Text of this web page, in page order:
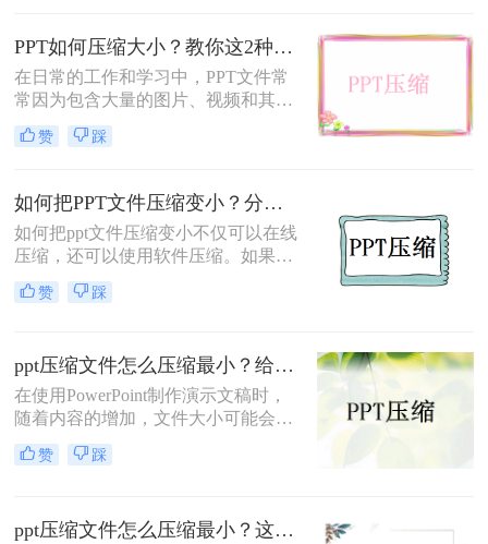
小控制在100M以内。那么ppt怎么压
缩到100m以内呢？本文将介绍几种实
用的PPT压缩方法，帮助你轻松实现
这一目标。
PPT如何压缩大小？教你这2种PPT压缩方法！
在日常的工作和学习中，PPT文件常
常因为包含大量的图片、视频和其他
媒体元素而变得庞大，这给存储和分
享带来了诸多不便。那么PPT如何压
将介绍二种实用的方法，帮助您轻松
压缩PPT文件的大小。
赞 踩
如何把PPT文件压缩变小？分享三种PPT压缩方法！
如何把ppt文件压缩变小不仅可以在线
压缩，还可以使用软件压缩。如果要
选在线ppt压缩，小编会选择转转大师
PPT在线压缩，该网站不仅可以实现
赞 踩
ppt压缩文件怎么压缩最小？给大家介绍四个常用方法！
在使用PowerPoint制作演示文稿时，
随着内容的增加，文件大小可能会迅
速增长。过大的PPT文件不仅占用存
储空间，还会影响分享和传输的效
缩最小呢？本文将介绍四种实用的
赞 踩
ppt压缩文件怎么压缩最小？这二个方法可行！